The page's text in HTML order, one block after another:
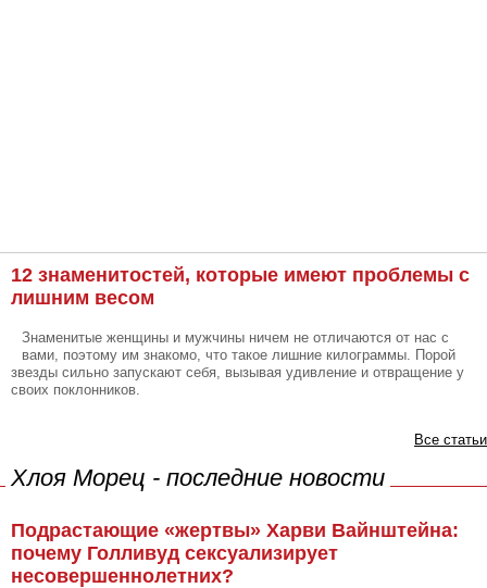
12 знаменитостей, которые имеют проблемы с
лишним весом
Знаменитые женщины и мужчины ничем не отличаются от нас с
вами, поэтому им знакомо, что такое лишние килограммы. Порой
звезды сильно запускают себя, вызывая удивление и отвращение у
своих поклонников.
Все статьи
Хлоя Морец - последние новости
Подрастающие «жертвы» Харви Вайнштейна:
почему Голливуд сексуализирует
несовершеннолетних?